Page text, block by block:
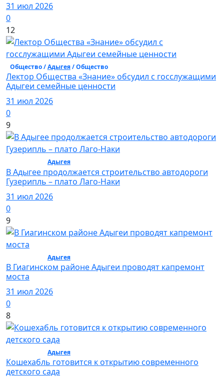
31 июл 2026
0
12
Общество /Адыгея/ Общество
Лектор Общества «Знание» обсудил с госслужащими
Адыгеи семейные ценности
31 июл 2026
0
9
Адыгея/ Общество
В Адыгее продолжается строительство автодороги
Гузерипль – плато Лаго-Наки
31 июл 2026
0
9
Адыгея/ Общество
В Гиагинском районе Адыгеи проводят капремонт
моста
31 июл 2026
0
8
Адыгея/ Общество
Кошехабль готовится к открытию современного
детского сада